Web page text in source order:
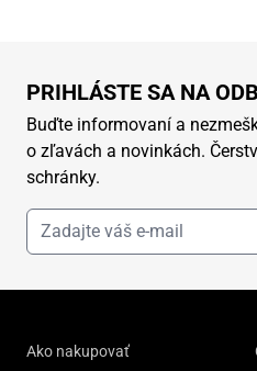
PRIHLÁSTE SA NA
Buďte informovaní a
o zľavách a novinkách.
schránky.
Ako nakupovať